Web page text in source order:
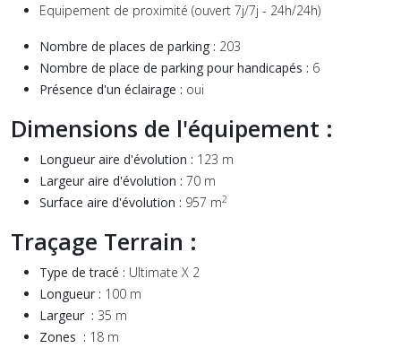
Equipement de proximité (ouvert 7j/7j - 24h/24h)
Nombre de places de parking : 203
Nombre de place de parking pour handicapés : 6
Présence d'un éclairage : oui
Dimensions de l'équipement :
Longueur aire d'évolution : 123 m
Largeur aire d'évolution : 70 m
Surface aire d'évolution : 957 m2
Traçage Terrain :
Type de tracé : Ultimate X 2
Longueur : 100 m
Largeur : 35 m
Zones : 18 m